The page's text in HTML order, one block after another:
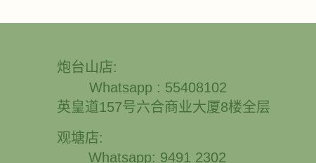
炮台山店:
Whatsapp : 55408102
英皇道157号六合商业大厦8楼全层
观塘店:
Whatsapp: 9491 2302